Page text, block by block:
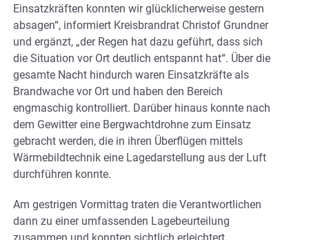
Einsatzkräften konnten wir glücklicherweise gestern
absagen“, informiert Kreisbrandrat Christof Grundner
und ergänzt, „der Regen hat dazu geführt, dass sich
die Situation vor Ort deutlich entspannt hat“. Über die
gesamte Nacht hindurch waren Einsatzkräfte als
Brandwache vor Ort und haben den Bereich
engmaschig kontrolliert. Darüber hinaus konnte nach
dem Gewitter eine Bergwachtdrohne zum Einsatz
gebracht werden, die in ihren Überflügen mittels
Wärmebildtechnik eine Lagedarstellung aus der Luft
durchführen konnte.
Am gestrigen Vormittag traten die Verantwortlichen
dann zu einer umfassenden Lagebeurteilung